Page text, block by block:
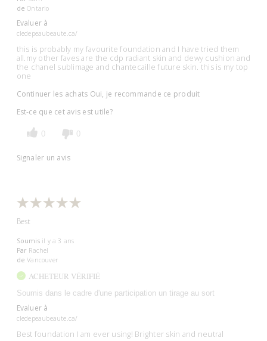
de Ontario
Evaluer à
cledepeaubeaute.ca/
this is probably my favourite foundation and I have tried them
all.my other faves are the cdp radiant skin and dewy cushion and
the chanel sublimage and chantecaille future skin. this is my top
one
Continuer les achats Oui, je recommande ce produit
Est-ce que cet avis est utile?
0 0
Signaler un avis
Best
Soumis il y a 3 ans
Par Rachel
de Vancouver
ACHETEUR VÉRIFIÉ
Soumis dans le cadre d'une participation un tirage au sort
Evaluer à
cledepeaubeaute.ca/
Best foundation I am ever using! Brighter skin and neutral